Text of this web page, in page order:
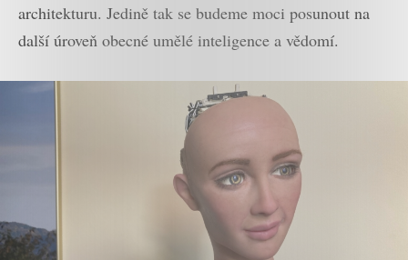
architekturu. Jedině tak se budeme moci posunout na
další úroveň obecné umělé inteligence a vědomí.